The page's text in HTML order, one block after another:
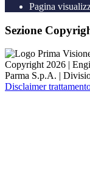
Pagina
Sezione
Copyright 2026 |
Parma S.p.A. |
Disclaimer